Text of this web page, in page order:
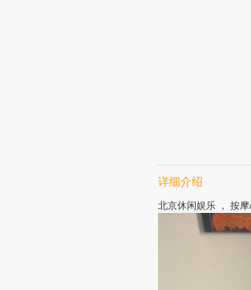
详细介绍
北京休闲娱乐 ， 按